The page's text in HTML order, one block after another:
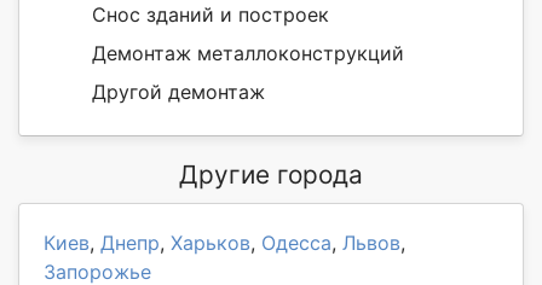
Снос зданий и построек
Демонтаж металлоконструкций
Другой демонтаж
Другие города
Киев, Днепр, Харьков, Одесса, Львов,
Запорожье